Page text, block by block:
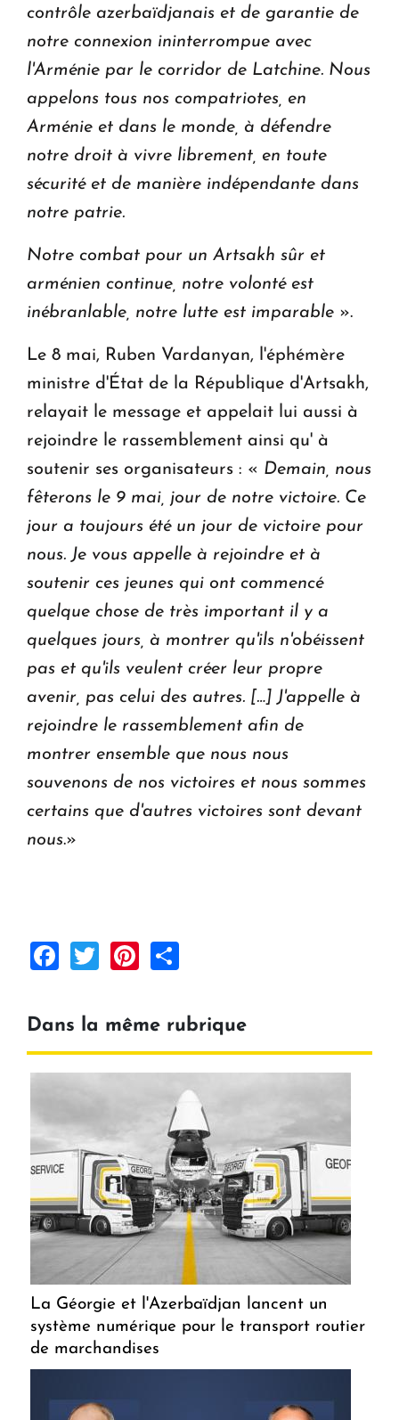
contrôle azerbaïdjanais et de garantie de
notre connexion ininterrompue avec
l'Arménie par le corridor de Latchine. Nous
appelons tous nos compatriotes, en
Arménie et dans le monde, à défendre
notre droit à vivre librement, en toute
sécurité et de manière indépendante dans
notre patrie.
Notre combat pour un Artsakh sûr et
arménien continue, notre volonté est
inébranlable, notre lutte est imparable ».
Le 8 mai, Ruben Vardanyan, l'éphémère
ministre d'État de la République d'Artsakh,
relayait le message et appelait lui aussi à
rejoindre le rassemblement ainsi qu' à
soutenir ses organisateurs : « Demain, nous
fêterons le 9 mai, jour de notre victoire. Ce
jour a toujours été un jour de victoire pour
nous. Je vous appelle à rejoindre et à
soutenir ces jeunes qui ont commencé
quelque chose de très important il y a
quelques jours, à montrer qu'ils n'obéissent
pas et qu'ils veulent créer leur propre
avenir, pas celui des autres. […] J'appelle à
rejoindre le rassemblement afin de
montrer ensemble que nous nous
souvenons de nos victoires et nous sommes
certains que d'autres victoires sont devant
nous.»
Facebook
TwitterPinterest
Dans la même rubrique
La Géorgie et l'Azerbaïdjan lancent un
système numérique pour le transport routier
de marchandises